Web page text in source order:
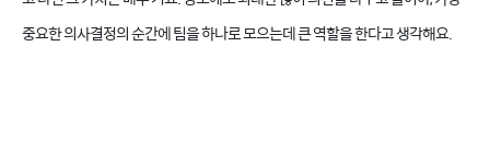
중요한 의사결정의 순간에 팀을 하나로 모으는데 큰 역할을 한다고 생각해요.